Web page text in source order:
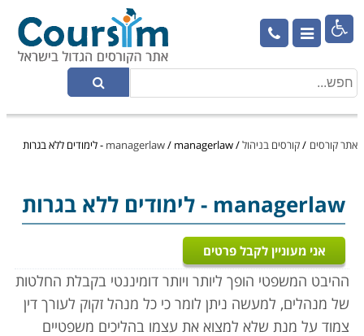

אתר קורסים /קורסים בניהול/
managerlaw/ managerlaw - לימודים ללא בגרות
managerlaw - לימודים ללא בגרות
אני מעוניין לקבל פרטים
ההיבט המשפטי הופך ליותר ויותר דומיננטי בקבלת החלטות
של מנהלים, למעשה ניתן לומר כי כל מנהל זקוק לעורך דין
צמוד על מנת שלא למצוא את עצמו בהליכים משפטיים